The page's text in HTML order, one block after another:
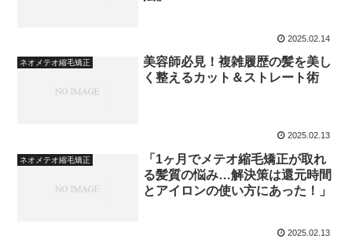
2025.02.14
ネオメテオ縮毛矯正
美容師必見！複雑履歴の髪を美し
く整えるカット＆ストレート術
2025.02.13
ネオメテオ縮毛矯正
「1ヶ月でメテオ縮毛矯正が取れ
る髪質の悩み…解決策は還元時間
とアイロンの使い方にあった！」
2025.02.13